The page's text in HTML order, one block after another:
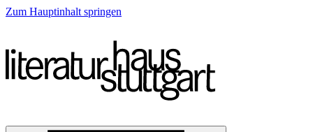
Zum Hauptinhalt springen